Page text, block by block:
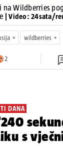
Wildberries
| Video: 24sata/
wildberries
2
DANA
s